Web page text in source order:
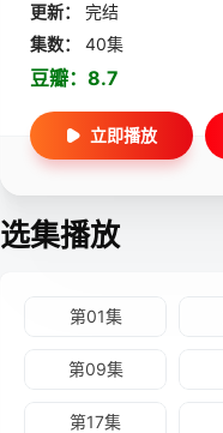
更新：
完结
集数：
40集
豆瓣： 8.7
立即播放
选集播放
第01集
第09集
第17集